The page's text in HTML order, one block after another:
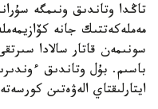
تاڭدا وتاندىق ونىمگە
مەملەكەتتىك جانە
سونىمەن قاتار سالادا
باسىم. بۇل وتاندىق
ايتارلىقتاي الەۋەتىن